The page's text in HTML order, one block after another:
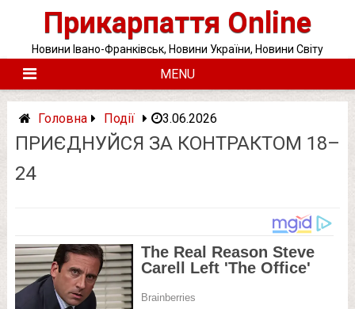
Прикарпаття Online
Новини Івано-Франківськ, Новини України, Новини Світу
MENU
Головна Події 3.06.2026
ПРИЄДНУЙСЯ ЗА КОНТРАКТОМ 18–
24